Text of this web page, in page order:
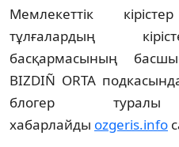
Мемлекеттік
тұлғалардың
басқармасының
BIZDIÑ ORTA
блогер
хабарлайды ozgeris.info